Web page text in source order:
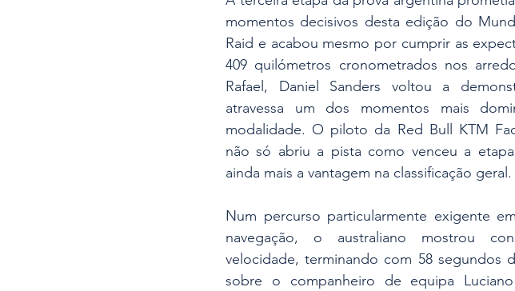
momentos decisivos desta edição do
Raid e acabou mesmo por cumprir as
409 quilómetros cronometrados nos
Rafael, Daniel Sanders voltou a
atravessa um dos momentos mais
modalidade. O piloto da Red Bull KTM
não só abriu a pista como venceu a
ainda mais a vantagem na classificação geral.
Num percurso particularmente exigente
navegação, o australiano mostrou
velocidade, terminando com 58 segundos
sobre o companheiro de equipa Luciano